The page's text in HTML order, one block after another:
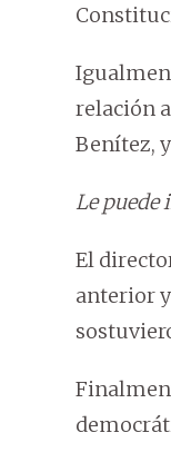
relación
Benítez,
Le puede
El
anterior